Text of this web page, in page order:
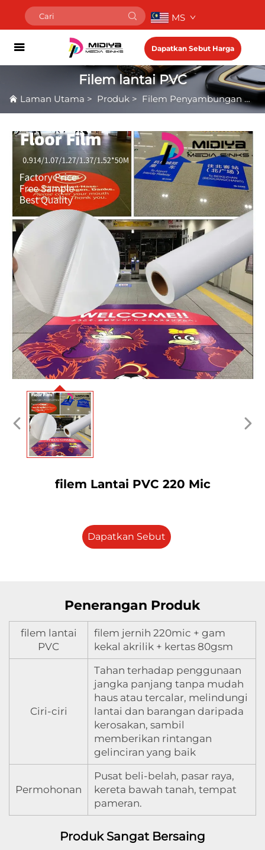
MS
Dapatkan Sebut Harga
Filem lantai PVC
Laman Utama > Produk > Filem Penyambungan Dingin
filem Lantai PVC 220 Mic
Dapatkan Sebut
Penerangan Produk
filem lantai
PVC
filem jernih 220mic + gam
kekal akrilik + kertas 80gsm
Ciri-ciri
Tahan terhadap penggunaan
jangka panjang tanpa mudah
haus atau tercalar, melindungi
lantai dan barangan daripada
kerosakan, sambil
memberikan rintangan
gelinciran yang baik
Permohonan
Pusat beli-belah, pasar raya,
kereta bawah tanah, tempat
pameran.
Produk Sangat Bersaing